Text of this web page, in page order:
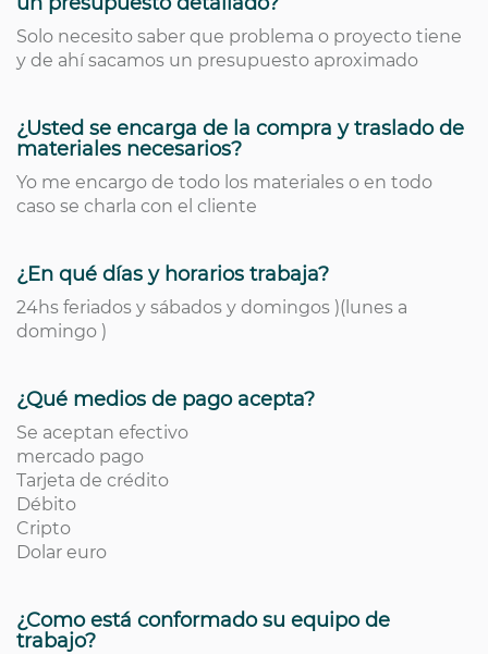
Solo necesito saber que problema o proyecto tiene
y de ahí sacamos un presupuesto aproximado
¿Usted se encarga de la compra y traslado de
materiales necesarios?
Yo me encargo de todo los materiales o en todo
caso se charla con el cliente
¿En qué días y horarios trabaja?
24hs feriados y sábados y domingos )(lunes a
domingo )
¿Qué medios de pago acepta?
Se aceptan efectivo
mercado pago
Tarjeta de crédito
Débito
Cripto
Dolar euro
¿Como está conformado su equipo de
trabajo?